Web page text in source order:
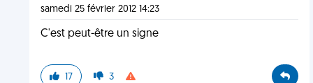
samedi 25 février 2012 14:23
C'est peut-être un signe
17 3